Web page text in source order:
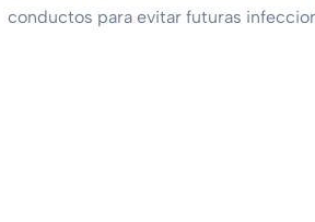
conductos para evitar futuras